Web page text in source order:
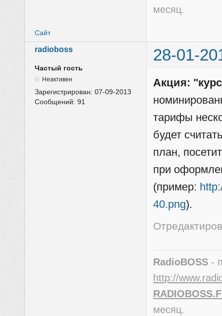
месяц.
Сайт
radioboss 28-01-
Частый гость
Неактивен
Зарегистрирован:07-09-2013
Сообщений:91
Акция:
тарифы
будет
план,
при
(пример:
40.png).
RadioBOSS -
http://
месяц.